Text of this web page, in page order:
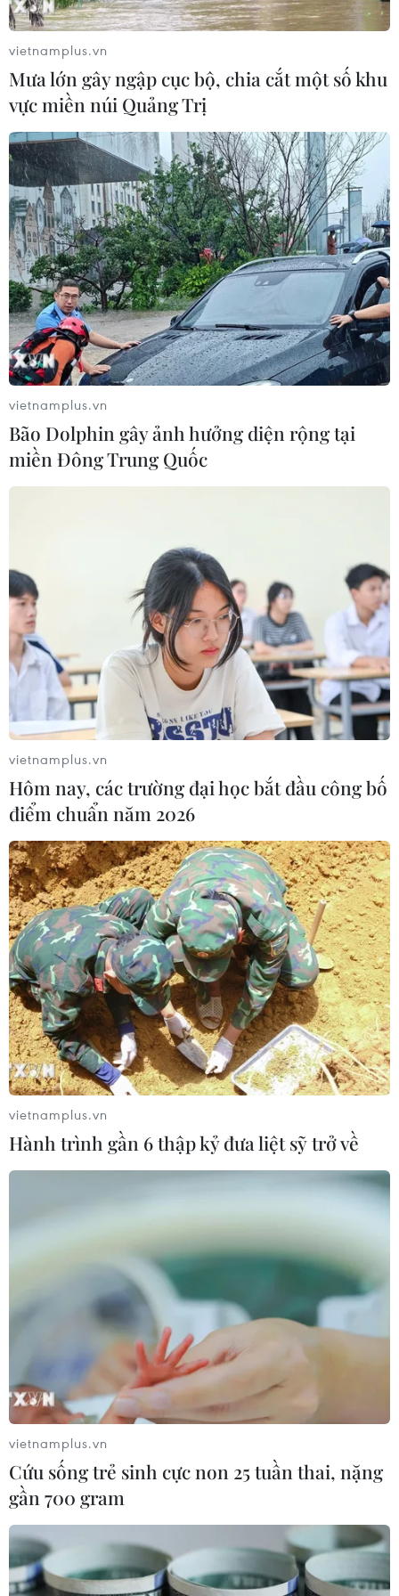
Hạ viện Mỹ đề xuất viện trợ quân sự mới
trị giá 17,6 tỷ USD cho Israel
04/02/2024 02:42
Ngày 3/2, dự luật cung cấp khoản viện trợ quân sự mới
trị giá 17,6 tỷ USD cho Israel đã được công bố tại Hạ
viện Mỹ, trong bối cảnh xung đột Hamas - Israel vẫn
đang tiếp diễn.
vietnamplus.vn
Mưa lớn gây ngập cục bộ, chia cắt một số khu
vực miền núi Quảng Trị
vietnamplus.vn
Bão Dolphin gây ảnh hưởng diện rộng tại
miền Đông Trung Quốc
vietnamplus.vn
Hôm nay, các trường đại học bắt đầu công bố
điểm chuẩn năm 2026
vietnamplus.vn
Hành trình gần 6 thập kỷ đưa liệt sỹ trở về
vietnamplus.vn
Cứu sống trẻ sinh cực non 25 tuần thai, nặng
gần 700 gram